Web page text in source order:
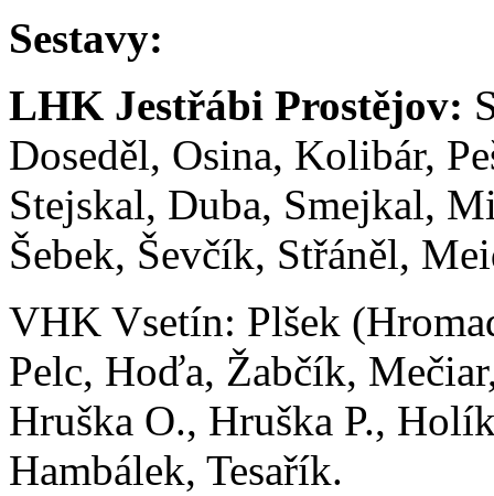
LHK Jestřábi Prostějov:
Doseděl, Osina, Kolibár,
Stejskal, Duba, Smejkal,
Šebek, Ševčík, Střáněl,
VHK Vsetín: Plšek
Pelc, Hoďa, Žabčík,
Hruška O., Hruška P.,
Hambálek, Tesařík.